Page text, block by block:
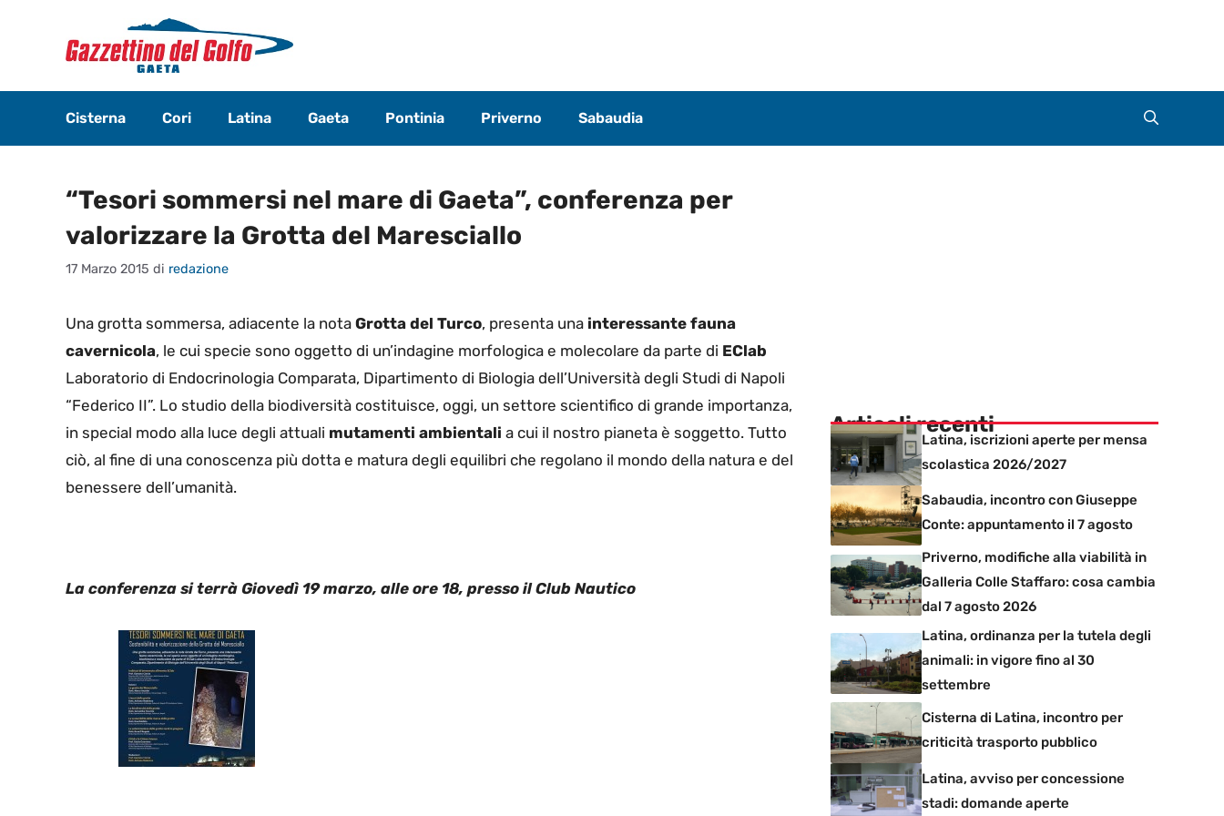
contenuto
Cisterna Cori Latina Gaeta Pontinia Priverno Sabaudia
“Tesori sommersi nel mare di Gaeta”, conferenza per
valorizzare la Grotta del Maresciallo
17 Marzo 2015 di redazione
Una grotta sommersa, adiacente la nota Grotta del Turco, presenta una interessante fauna
cavernicola, le cui specie sono oggetto di un’indagine morfologica e molecolare da parte di EClab
Laboratorio di Endocrinologia Comparata, Dipartimento di Biologia dell’Università degli Studi di Napoli
“Federico II”. Lo studio della biodiversità costituisce, oggi, un settore scientifico di grande importanza,
in special modo alla luce degli attuali mutamenti ambientali a cui il nostro pianeta è soggetto. Tutto
ciò, al fine di una conoscenza più dotta e matura degli equilibri che regolano il mondo della natura e del
benessere dell’umanità.
La conferenza si terrà Giovedì 19 marzo, alle ore 18, presso il Club Nautico
Articoli recenti
Latina, iscrizioni aperte per mensa
scolastica 2026/2027
Sabaudia, incontro con Giuseppe
Conte: appuntamento il 7 agosto
Priverno, modifiche alla viabilità in
Galleria Colle Staffaro: cosa cambia
dal 7 agosto 2026
Latina, ordinanza per la tutela degli
animali: in vigore fino al 30
settembre
Cisterna di Latina, incontro per
criticità trasporto pubblico
Latina, avviso per concessione
stadi: domande aperte